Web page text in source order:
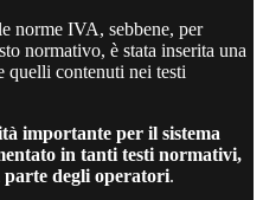
norme IVA, sebbene, per
normativo, è stata inserita una
quelli contenuti nei testi
importante per il sistema
in tanti testi normativi,
parte degli operatori.